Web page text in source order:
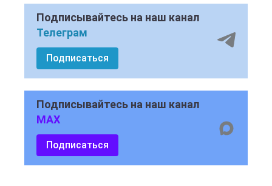
Подписывайтесь на наш канал
Телеграм
Подписаться
Подписывайтесь на наш канал
MAX
Подписаться